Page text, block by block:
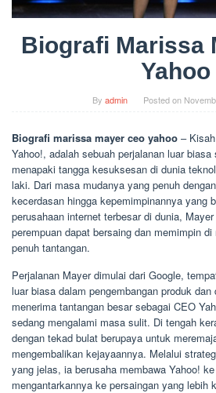
Biografi Marissa
Yahoo
By admin Posted on
Biografi marissa mayer ceo yahoo –
Yahoo!, adalah sebuah perjalanan luar
menapaki tangga kesuksesan di dunia
laki. Dari masa mudanya yang penuh
kecerdasan hingga kepemimpinannya yang
perusahaan internet terbesar di dunia,
perempuan dapat bersaing dan memimpin
penuh tantangan.
Perjalanan Mayer dimulai dari Google,
luar biasa dalam pengembangan produk
menerima tantangan besar sebagai CEO
sedang mengalami masa sulit. Di tengah
dengan tekad bulat berupaya untuk
mengembalikan kejayaannya. Melalui
yang jelas, ia berusaha membawa Yahoo!
mengantarkannya ke persaingan yang lebih